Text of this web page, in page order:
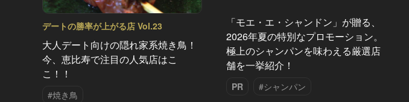
デートの勝率が上がる店 Vol.23
大人デート向けの隠れ家系焼き鳥！
今、恵比寿で注目の人気店はこ
こ！！
#焼き鳥
「モエ・エ・シャンドン」が贈る、
2026年夏の特別なプロモーション。
極上のシャンパンを味わえる厳選店
舗を一挙紹介！
PR #シャンパン